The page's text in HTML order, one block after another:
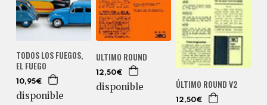
TODOS LOS FUEGOS,
EL FUEGO
10,95€
disponible
ULTIMO ROUND
12,50€
disponible ÚLTIMO ROUND V2
12,50€